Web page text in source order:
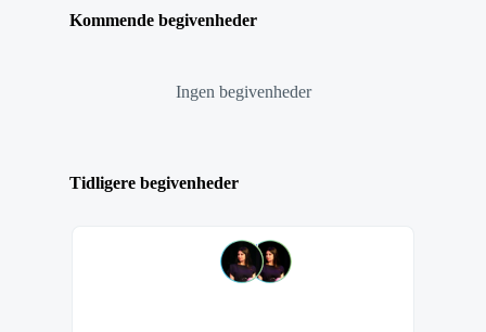
Kommende begivenheder
Ingen begivenheder
Tidligere begivenheder